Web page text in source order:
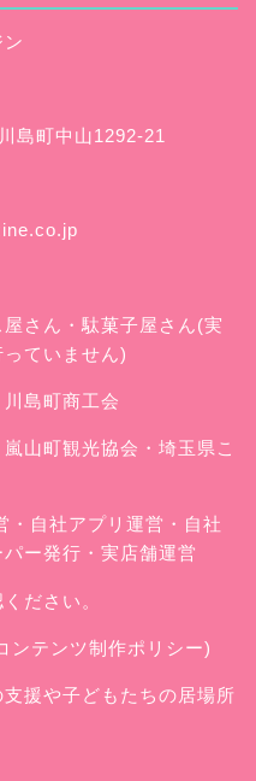
島町中山1292-21
さん ・駄菓子屋さん(実
ていません)
島町商工会
山町観光協会・埼玉県こ
・自社アプリ運営・自社
ー発行・実店舗運営
ださい。
ンテンツ制作ポリシー)
援や子どもたちの居場所